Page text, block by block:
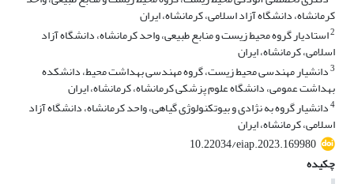
کرمانشاه، دانشگاه آزاد اسلامی، کرمانشاه، ایران
2استادیار گروه محیط زیست و منابع طبیعی، واحد کرمانشاه، دانشگاه آزاد
اسلامی، کرمانشاه، ایران
3دانشیار مهندسی محیط زیست، گروه مهندسی بهداشت محیط، دانشکده
بهداشت عمومی، دانشگاه علوم پزشکی کرمانشاه، کرمانشاه، ایران
4دانشیار گروه به نژادی و بیوتکنولوژی گیاهی، واحد کرمانشاه، دانشگاه آزاد
اسلامی، کرمانشاه، ایران
10.22034/eiap.2023.169980
چکیده